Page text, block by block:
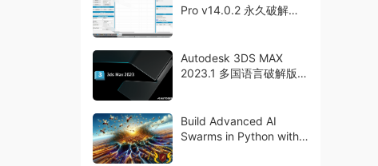
Pro v14.0.2 永久破解版
Autodesk 3DS MAX
2023.1 多国语言破解版下
Build Advanced AI
Swarms in Python with